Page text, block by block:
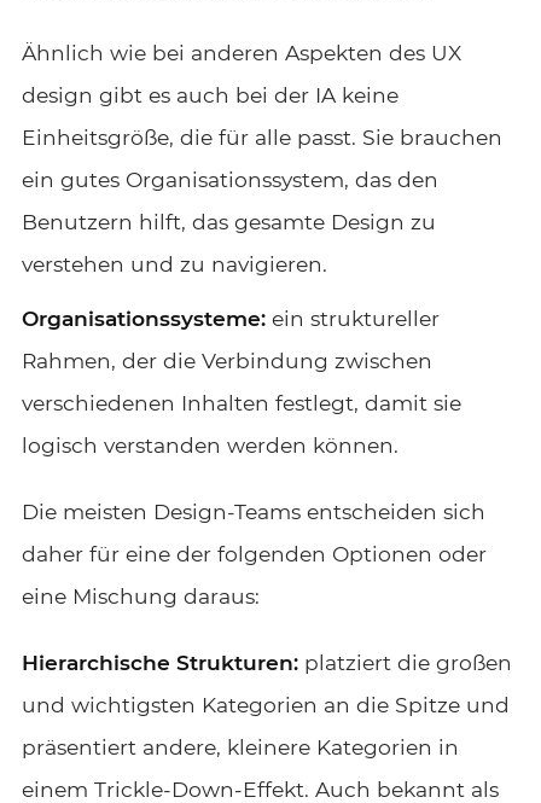
Ähnlich wie bei anderen Aspekten des UX
design gibt es auch bei der IA keine
Einheitsgröße, die für alle passt. Sie brauchen
ein gutes Organisationssystem, das den
Benutzern hilft, das gesamte Design zu
verstehen und zu navigieren.
Organisationssysteme:ein struktureller
Rahmen, der die Verbindung zwischen
verschiedenen Inhalten festlegt, damit sie
logisch verstanden werden können.
Die meisten Design-Teams entscheiden sich
daher für eine der folgenden Optionen oder
eine Mischung daraus:
Hierarchische Strukturen:platziert die großen
und wichtigsten Kategorien an die Spitze und
präsentiert andere, kleinere Kategorien in
einem Trickle-Down-Effekt. Auch bekannt als